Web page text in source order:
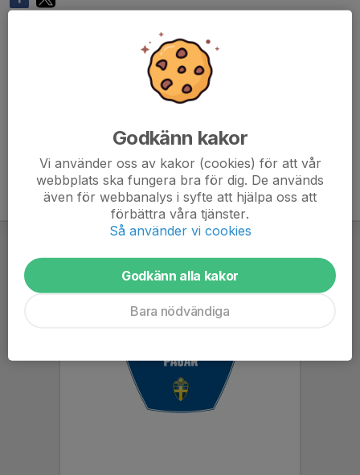
Godkänn kakor
Vi använder oss av kakor (cookies) för att vår
webbplats ska fungera bra för dig. De används
även för webbanalys i syfte att hjälpa oss att
förbättra våra tjänster.
Så använder vi cookies
Godkänn alla kakor
Bara nödvändiga